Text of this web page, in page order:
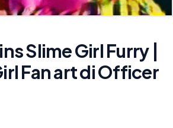
Slime Girl Furry |
Fan art di Officer